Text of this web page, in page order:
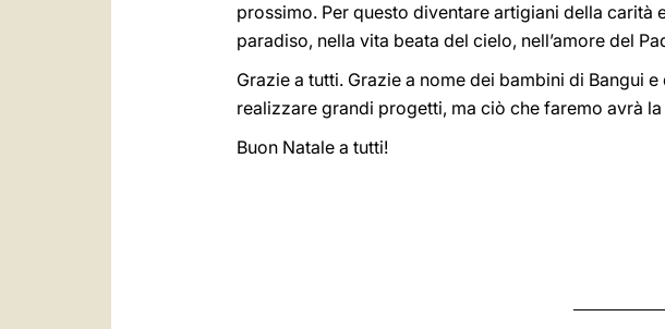
prossimo. Per questo diventare artigiani della
paradiso, nella vita beata del cielo, nell’amore del
Grazie a tutti. Grazie a nome dei bambini di Bangui
realizzare grandi progetti, ma ciò che faremo avrà
Buon Natale a tutti!